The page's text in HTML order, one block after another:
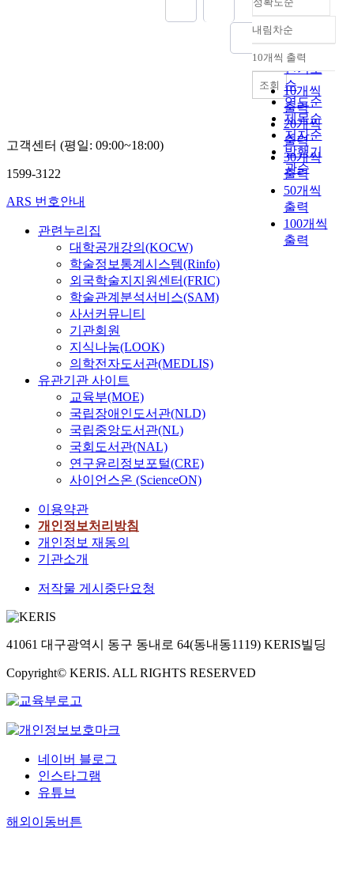
y
정확도
순
인기도
순
연도순
제목순
저자순
발행기
관순
내림차순
내림차순
10개씩 출력
10개씩
출력
20개씩
출력
30개씩
출력
50개씩
출력
100개씩
출력
조회
고객센터 (평일: 09:00~18:00)
1599-3122
ARS 번호안내
관련누리집
대학공개강의(KOCW)
학술정보통계시스템(Rinfo)
외국학술지지원센터(FRIC)
학술관계분석서비스(SAM)
사서커뮤니티
기관회원
지식나눔(LOOK)
의학전자도서관(MEDLIS)
유관기관 사이트
교육부(MOE)
국립장애인도서관(NLD)
국립중앙도서관(NL)
국회도서관(NAL)
연구윤리정보포털(CRE)
사이언스온 (ScienceON)
이용약관
개인정보처리방침
개인정보 재동의
기관소개
저작물 게시중단요청
41061 대구광역시 동구 동내로 64(동내동1119) KERIS빌딩
Copyright© KERIS. ALL RIGHTS RESERVED
네이버 블로그
인스타그램
유튜브
해외이동버튼